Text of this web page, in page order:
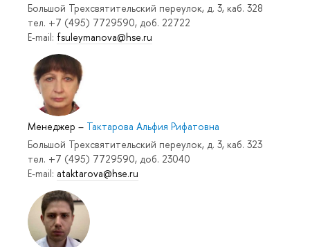
Большой Трехсвятительский переулок, д. 3, каб. 328
тел. +7 (495) 7729590, доб. 22722
E-mail: fsuleymanova@hse.ru
Менеджер – Тактарова Альфия Рифатовна
Большой Трехсвятительский переулок, д. 3, каб. 323
тел. +7 (495) 7729590, доб. 23040
E-mail: ataktarova@hse.ru